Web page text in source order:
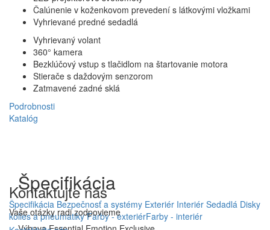
Kedykoľvek skontrolujte stav svojho vozidla a uistite sa, že je
pripravené na ďalšiu cestu. Môžete si pozrieť aj všetky svoje jazdné
štatistiky vrátane stavu paliva, aby ste boli pred ďalšou jazdou
Čalúnenie v koženkovom prevedení s látkovými vložkami
Vyhrievané predné sedadlá
Vyhrievaný volant
360° kamera
Bezklúčový vstup s tlačidlom na štartovanie motora
Stierače s daždovým senzorom
Zatmavené zadné sklá
Podrobnosti
Katalóg
Špecifikácia
Špecifikácia Bezpečnosť a systémy Exteriér Interiér Sedadlá Disky
kolies a pneumatiky Farby - exteriérFarby - interiér
Kontaktujtenás
Vaše otázky radi zodpovieme